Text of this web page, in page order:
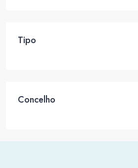
Tipo
Concelho